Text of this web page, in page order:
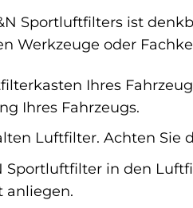
Sportluftfilters ist
Werkzeuge oder
Ihres
Ihres Fahrzeugs.
Luftfilter. Achten Sie
Sportluftfilter in den
anliegen.